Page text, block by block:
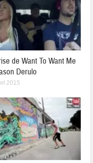
de Want To Want Me
Derulo
2015